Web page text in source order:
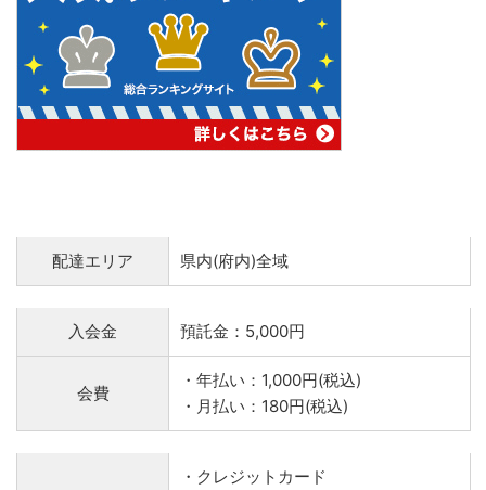
配達エリア 県内(府内)全域
入会金 預託金：5,000円
会費
・年払い：1,000円(税込)
・月払い：180円(税込)
・クレジットカード